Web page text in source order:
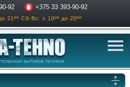
92 +375 33 393-90-92
21ºº Сб-Вс: с 10ºº до 20ºº